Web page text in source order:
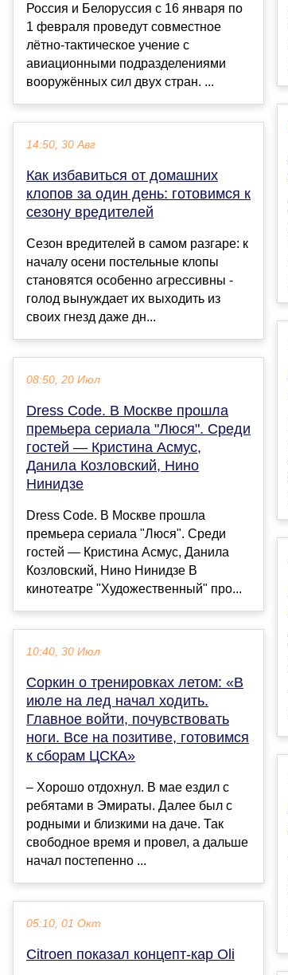
Россия и Белоруссия с 16 января по
1 февраля проведут совместное
лётно-тактическое учение с
авиационными подразделениями
вооружённых сил двух стран. ...
14:50, 30 Авг
Как избавиться от домашних
клопов за один день: готовимся к
сезону вредителей
Сезон вредителей в самом разгаре: к
началу осени постельные клопы
становятся особенно агрессивны -
голод вынуждает их выходить из
своих гнезд даже дн...
08:50, 20 Июл
Dress Code. В Москве прошла
премьера сериала "Люся". Среди
гостей — Кристина Асмус,
Данила Козловский, Нино
Нинидзе
Dress Code. В Москве прошла
премьера сериала "Люся". Среди
гостей — Кристина Асмус, Данила
Козловский, Нино Нинидзе В
кинотеатре "Художественный" про...
10:40, 30 Июл
Соркин о тренировках летом: «В
июле на лед начал ходить.
Главное войти, почувствовать
ноги. Все на позитиве, готовимся
к сборам ЦСКА»
– Хорошо отдохнул. В мае ездил с
ребятами в Эмираты. Далее был с
родными и близкими на даче. Так
свободное время и провел, а дальше
начал постепенно ...
05:10, 01 Окт
Citroen показал концепт-кар Oli